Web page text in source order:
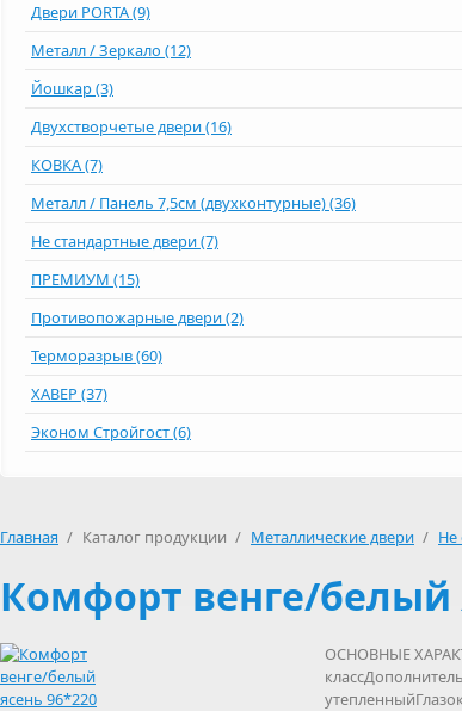
Двери PORTA (9)
Металл / Зеркало (12)
Йошкар (3)
Двухстворчетые двери (16)
КОВКА (7)
Металл / Панель 7,5см (двухконтурные) (36)
Не стандартные двери (7)
ПРЕМИУМ (15)
Противопожарные двери (2)
Терморазрыв (60)
ХАВЕР (37)
Эконом Стройгост (6)
Главная / Каталог продукции / Металлические двери / Не
Комфорт венге/белый
ОСНОВНЫЕ